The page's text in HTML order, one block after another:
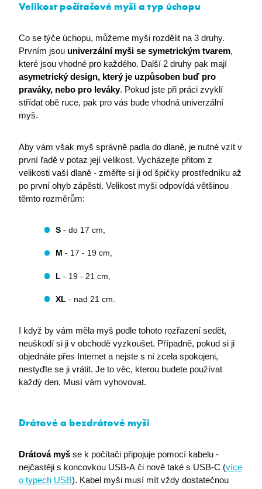
Velikost počítačové myši a typ úchopu
Co se týče úchopu, můžeme myši rozdělit na 3 druhy.
Prvním jsou univerzální myši se symetrickým tvarem,
které jsou vhodné pro každého. Další 2 druhy pak mají
asymetrický design, který je uzpůsoben buď pro
praváky, nebo pro leváky. Pokud jste při práci zvyklí
střídat obě ruce, pak pro vás bude vhodná univerzální
myš.
Aby vám však myš správně padla do dlaně, je nutné vzít v
první řadě v potaz její velikost. Vycházejte přitom z
velikosti vaší dlaně - změřte si ji od špičky prostředníku až
po první ohyb zápěstí. Velikost myši odpovídá většinou
těmto rozměrům:
S - do 17 cm,
M - 17 - 19 cm,
L - 19 - 21 cm,
XL - nad 21 cm.
I když by vám měla myš podle tohoto rozřazení sedět,
neuškodí si ji v obchodě vyzkoušet. Případně, pokud si ji
objednáte přes Internet a nejste s ní zcela spokojeni,
nestyďte se ji vrátit. Je to věc, kterou budete používat
každý den. Musí vám vyhovovat.
Drátové a bezdrátové myši
Drátová myš se k počítači připojuje pomocí kabelu -
nejčastěji s koncovkou USB-A či nově také s USB-C (více
o typech USB). Kabel myši musí mít vždy dostatečnou